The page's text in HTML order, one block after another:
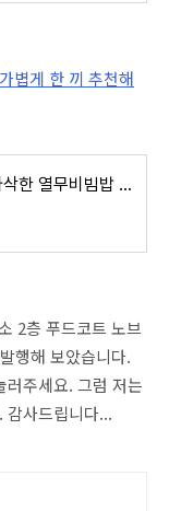
볍게 한 끼 추천해
세븐일레븐 편의점 컵반 아삭한 열무비빔밥 가볍게 한끼 추천해요...
2층 푸드코트 노브
행해 보았습니다.
러주세요. 그럼 저는
감사드립니다...